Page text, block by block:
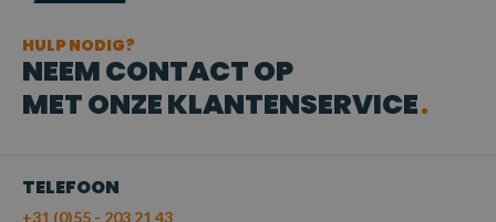
HULP NODIG?
NEEM CONTACT OP
MET ONZE KLANTENSERVICE
TELEFOON
+31 (0)55 - 203 21 43